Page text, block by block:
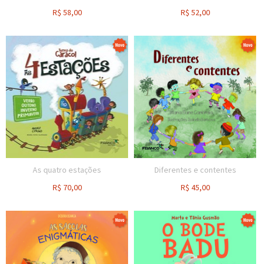
R$ 58,00
R$ 52,00
As quatro estações
R$ 70,00
Diferentes e contentes
R$ 45,00